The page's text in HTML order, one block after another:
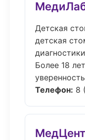
Детская
детская
Более 18
Телефон: 8